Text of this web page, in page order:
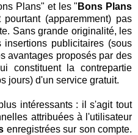
Plans" et les " Bons Plans
(apparemment) pas
Sans grande originalité, les
insertions publicitaires (sous
avantages proposés par des
constituent la contrepartie
jours) d'un service gratuit.
intéressants : il s'agit tout
attribuées à l'utilisateur
enregistrées sur son compte.